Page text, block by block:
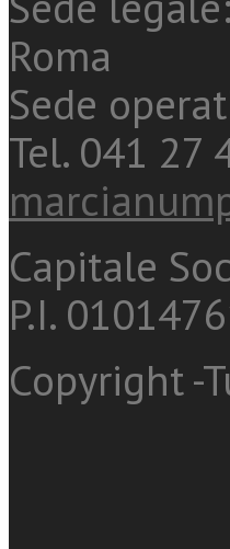
Roma
Sede
Tel. 041 27
Capitale
P.I.
Copyright